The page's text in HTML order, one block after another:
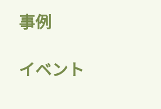
事例
イベント